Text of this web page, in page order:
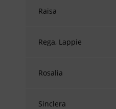
Raisa
Rega, Lappie
Rosalia
Sinclera